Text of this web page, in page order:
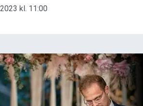
kl. 11:00